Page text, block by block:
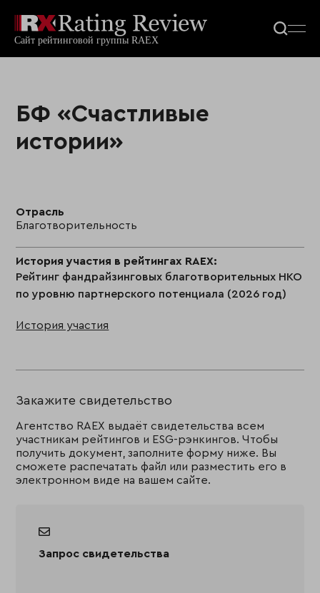
БФ «Счастливые
истории»
Отрасль
Благотворительность
История участия в рейтингах RAEX:
Рейтинг фандрайзинговых благотворительных НКО
по уровню партнерского потенциала (2026 год)
История участия
Закажите свидетельство
Агентство RAEX выдаёт свидетельства всем
участникам рейтингов и ESG-рэнкингов. Чтобы
получить документ, заполните форму ниже. Вы
сможете распечатать файл или разместить его в
электронном виде на вашем сайте.
Запрос свидетельства